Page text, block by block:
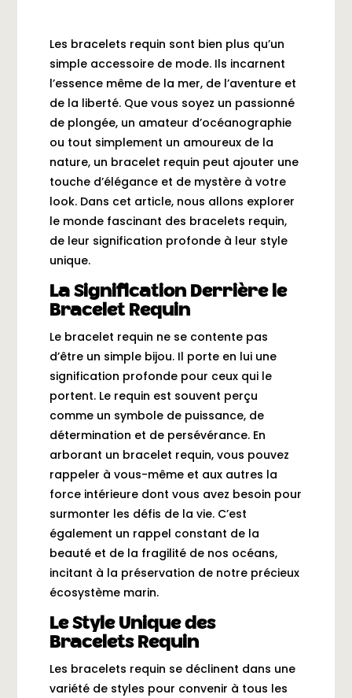
Les bracelets requin sont bien plus qu’un
simple accessoire de mode. Ils incarnent
l’essence même de la mer, de l’aventure et
de la liberté. Que vous soyez un passionné
de plongée, un amateur d’océanographie
ou tout simplement un amoureux de la
nature, un bracelet requin peut ajouter une
touche d’élégance et de mystère à votre
look. Dans cet article, nous allons explorer
le monde fascinant des bracelets requin,
de leur signification profonde à leur style
unique.
La Signification Derrière le
Bracelet Requin
Le bracelet requin ne se contente pas
d’être un simple bijou. Il porte en lui une
signification profonde pour ceux qui le
portent. Le requin est souvent perçu
comme un symbole de puissance, de
détermination et de persévérance. En
arborant un bracelet requin, vous pouvez
rappeler à vous-même et aux autres la
force intérieure dont vous avez besoin pour
surmonter les défis de la vie. C’est
également un rappel constant de la
beauté et de la fragilité de nos océans,
incitant à la préservation de notre précieux
écosystème marin.
Le Style Unique des
Bracelets Requin
Les bracelets requin se déclinent dans une
variété de styles pour convenir à tous les